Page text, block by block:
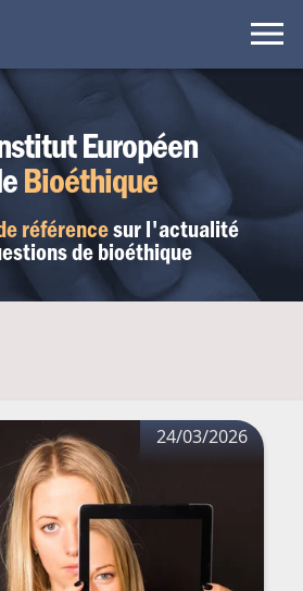
Européen
Bioéthique
référencesur l'actualité
de bioéthique
24/03/2026